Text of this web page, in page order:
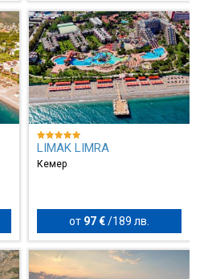
LIMAK LIMRA
Кемер
от 97 €/ 189 лв.